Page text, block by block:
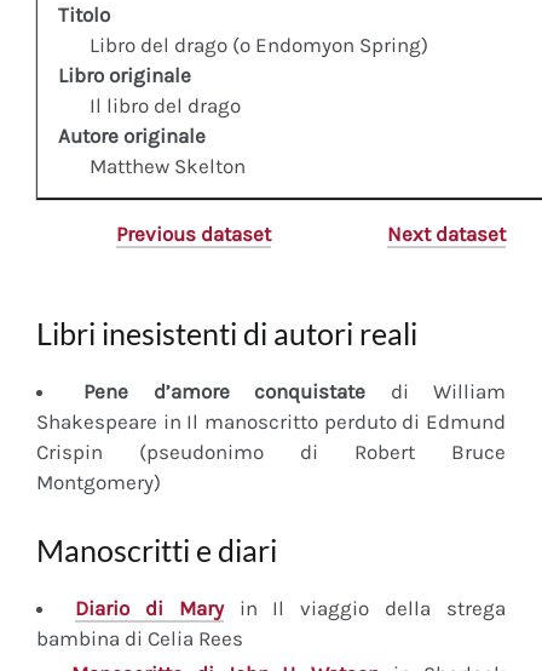
Titolo
Libro del drago (o Endomyon Spring)
Libro originale
Il libro del drago
Autore originale
Matthew Skelton
Previous dataset Next dataset
Libri inesistenti di autori reali
Pene d’amore conquistate di William
Shakespeare in Il manoscritto perduto di Edmund
Crispin (pseudonimo di Robert Bruce
Montgomery)
Manoscritti e diari
Diariodi Maryin Il viaggio della strega
bambina di Celia Rees